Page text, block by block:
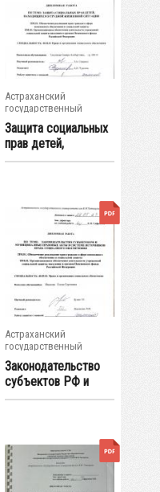
Астраханский
государственный
университет
Защита социальных
прав детей,
находящихся в...
Астраханский
государственный
университет
Законодательство
субъектов РФ и
муниципальные...